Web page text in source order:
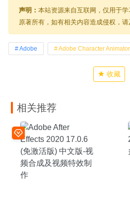
声明： 本站资源来自互联网，仅用于
原著所有，如有相关内容造成侵权，请
Adobe Adobe Character Animator
收藏
相关推荐